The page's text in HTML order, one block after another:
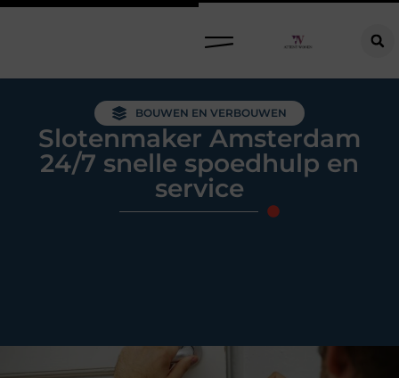
BOUWEN EN VERBOUWEN
Slotenmaker Amsterdam
24/7 snelle spoedhulp en
service